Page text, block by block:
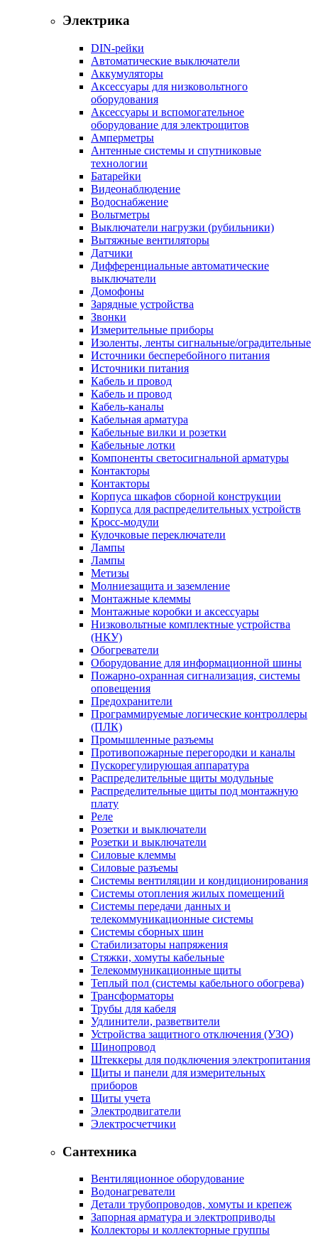
Электрика
DIN-рейки
Автоматические выключатели
Аккумуляторы
Аксессуары для низковольтного
оборудования
Аксессуары и вспомогательное
оборудование для электрощитов
Амперметры
Антенные системы и спутниковые
технологии
Батарейки
Видеонаблюдение
Водоснабжение
Вольтметры
Выключатели нагрузки (рубильники)
Вытяжные вентиляторы
Датчики
Дифференциальные автоматические
выключатели
Домофоны
Зарядные устройства
Звонки
Измерительные приборы
Изоленты, ленты сигнальные/оградительные
Источники бесперебойного питания
Источники питания
Кабель и провод
Кабель и провод
Кабель-каналы
Кабельная арматура
Кабельные вилки и розетки
Кабельные лотки
Компоненты светосигнальной арматуры
Контакторы
Контакторы
Корпуса шкафов сборной конструкции
Корпуса для распределительных устройств
Кросс-модули
Кулочковые переключатели
Лампы
Лампы
Метизы
Молниезащита и заземление
Монтажные клеммы
Монтажные коробки и аксессуары
Низковольтные комплектные устройства
(НКУ)
Обогреватели
Оборудование для информационной шины
Пожарно-охранная сигнализация, системы
оповещения
Предохранители
Программируемые логические контроллеры
(ПЛК)
Промышленные разъемы
Противопожарные перегородки и каналы
Пускорегулирующая аппаратура
Распределительные щиты модульные
Распределительные щиты под монтажную
плату
Реле
Розетки и выключатели
Розетки и выключатели
Силовые клеммы
Силовые разъемы
Системы вентиляции и кондиционирования
Системы отопления жилых помещений
Системы передачи данных и
телекоммуникационные системы
Системы сборных шин
Стабилизаторы напряжения
Стяжки, хомуты кабельные
Телекоммуникационные щиты
Теплый пол (системы кабельного обогрева)
Трансформаторы
Трубы для кабеля
Удлинители, разветвители
Устройства защитного отключения (УЗО)
Шинопровод
Штеккеры для подключения электропитания
Щиты и панели для измерительных
приборов
Щиты учета
Электродвигатели
Электросчетчики
Сантехника
Вентиляционное оборудование
Водонагреватели
Детали трубопроводов, хомуты и крепеж
Запорная арматура и электроприводы
Коллекторы и коллекторные группы